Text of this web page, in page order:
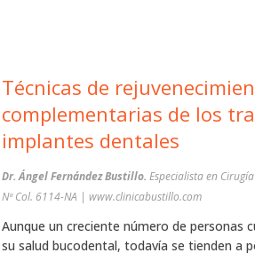
Técnicas de
complementarias de los
implantes dentales
Dr. Ángel Fernández Bustillo. Especialista en
Nª Col. 6114-NA | www.clinicabustillo.com
Aunque un creciente número de personas
su salud bucodental, todavía se tienden a